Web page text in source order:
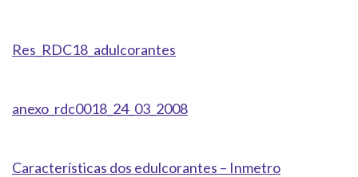
Res_RDC18_adulcorantes
anexo_rdc0018_24_03_2008
Características dos edulcorantes – Inmetro